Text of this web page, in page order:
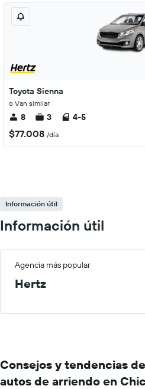
Toyota Sienna
o Van similar
8 3 4-5
$77.008 /día
Información útil
Información útil
Agencia más popular
Hertz
Consejos y tendencias
autos de arriendo en